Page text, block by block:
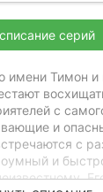
серий
имени Тимон
с
и
с